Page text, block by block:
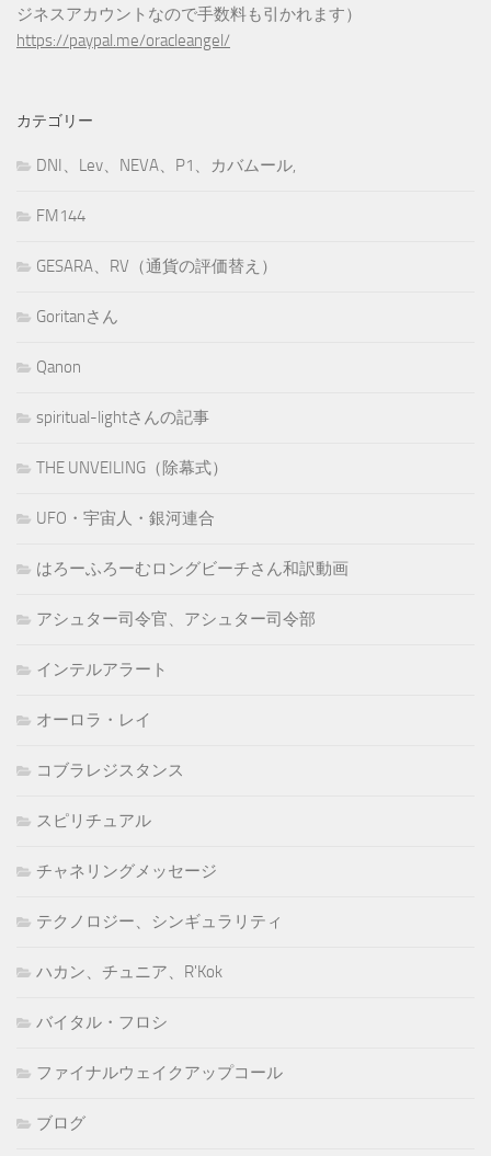
ジネスアカウントなので手数料も引かれます）
https://paypal.me/oracleangel/
カテゴリー
DNI、Lev、NEVA、P1、カバムール,
FM144
GESARA、RV（通貨の評価替え）
Goritanさん
Qanon
spiritual-lightさんの記事
THE UNVEILING（除幕式）
UFO・宇宙人・銀河連合
はろーふろーむロングビーチさん和訳動画
アシュター司令官、アシュター司令部
インテルアラート
オーロラ・レイ
コブラレジスタンス
スピリチュアル
チャネリングメッセージ
テクノロジー、シンギュラリティ
ハカン、チュニア、R'Kok
バイタル・フロシ
ファイナルウェイクアップコール
ブログ